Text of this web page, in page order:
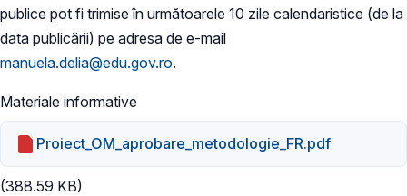
publice pot fi trimise în următoarele 10 zile calendaristice (de la
data publicării) pe adresa de e-mail
manuela.delia@edu.gov.ro.
Materiale informative
Proiect_OM_aprobare_metodologie_FR.pdf
(388.59 KB)